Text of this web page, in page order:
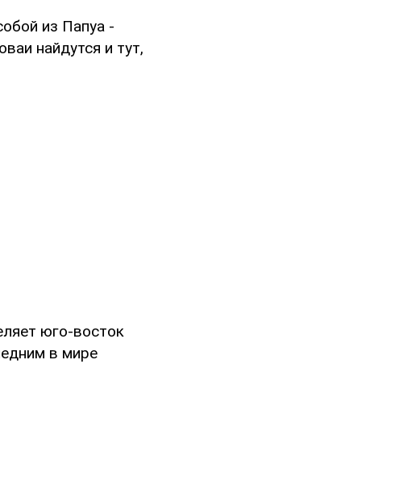
из Папуа -
найдутся и тут,
юго-восток
в мире